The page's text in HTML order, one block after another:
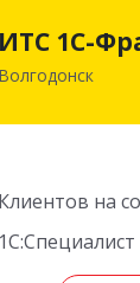
ИТС 1С-
Волгодонск
Клиентов на
1С:Специалист
347380,